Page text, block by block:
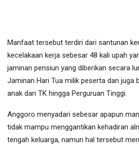
Manfaat tersebut terdiri dari santunan
kecelakaan kerja sebesar 48 kali upah
jaminan pensiun yang diberikan secara
Jaminan Hari Tua milik peserta dan juga
anak dari TK hingga Perguruan Tinggi.
Anggoro menyadari sebesar apapun
tidak mampu menggantikan kehadiran
tengah keluarga, namun hal tersebut